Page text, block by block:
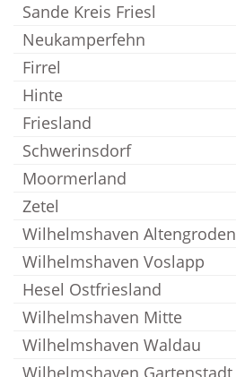
Sande Kreis Friesl
Neukamperfehn
Firrel
Hinte
Friesland
Schwerinsdorf
Moormerland
Zetel
Wilhelmshaven Altengroden
Wilhelmshaven Voslapp
Hesel Ostfriesland
Wilhelmshaven Mitte
Wilhelmshaven Waldau
Wilhelmshaven Gartenstadt